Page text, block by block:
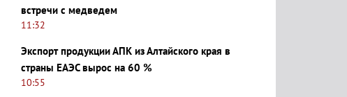
встречи с медведем
11:32
Экспорт продукции АПК из Алтайского края в
страны ЕАЭС вырос на 60 %
10:55